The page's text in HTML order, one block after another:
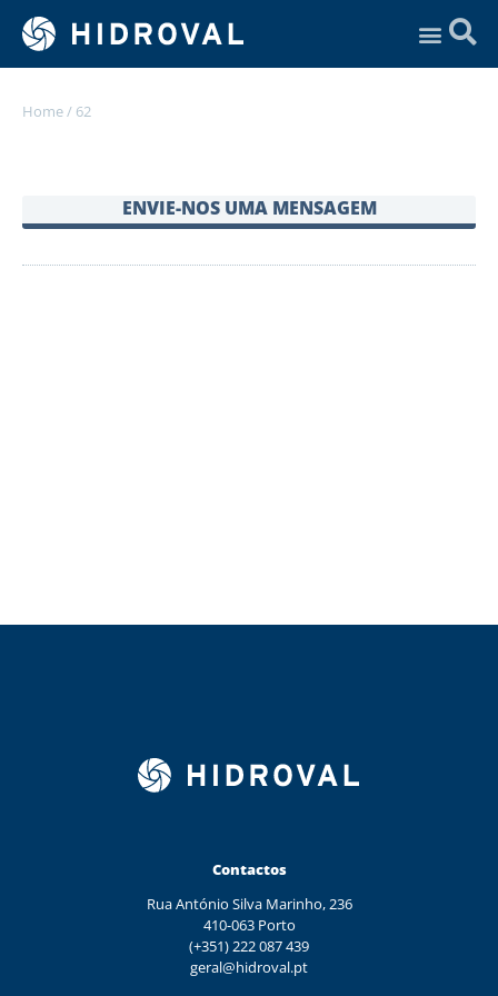
Home/ 62
ENVIE-NOS UMA MENSAGEM
Contactos
Rua António Silva Marinho, 236
410-063 Porto
(+351) 222 087 439
geral@hidroval.pt